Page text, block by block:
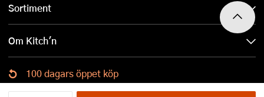
Sortiment
Om Kitch'n
100 dagars öppet köp
Ladda ned Kitch´n-appen